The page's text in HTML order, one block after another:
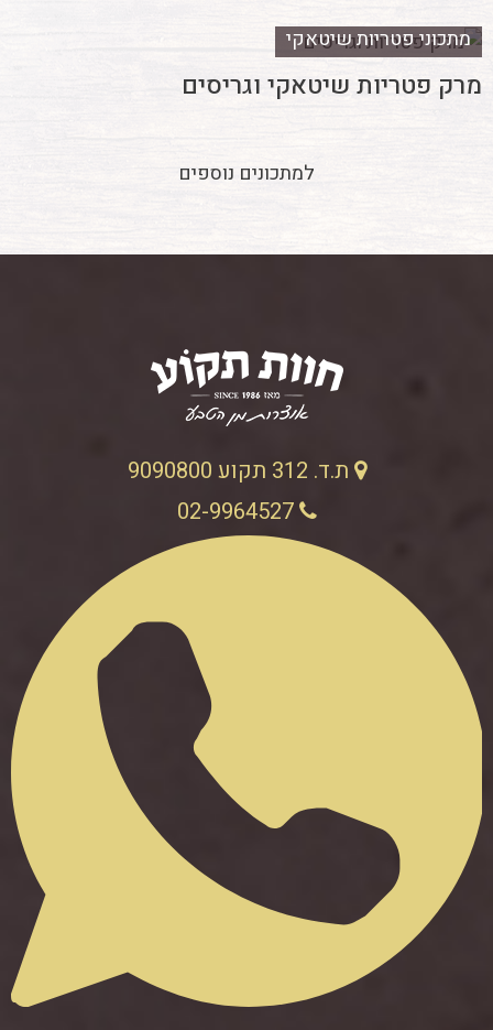
מתכוני פטריות שיטאקי
מרק פטריות שיטאקי וגריסים
למתכונים נוספים
ת.ד. 312 תקוע 9090800
02-9964527